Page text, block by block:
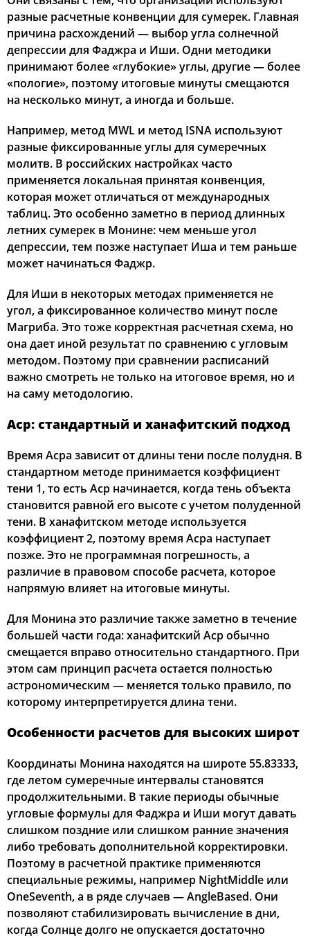
разные расчетные конвенции для сумерек. Главная
причина расхождений — выбор угла солнечной
депрессии для Фаджра и Иши. Одни методики
принимают более «глубокие» углы, другие — более
«пологие», поэтому итоговые минуты смещаются
на несколько минут, а иногда и больше.
Например, метод MWL и метод ISNA используют
разные фиксированные углы для сумеречных
молитв. В российских настройках часто
применяется локальная принятая конвенция,
которая может отличаться от международных
таблиц. Это особенно заметно в период длинных
летних сумерек в Монине: чем меньше угол
депрессии, тем позже наступает Иша и тем раньше
может начинаться Фаджр.
Для Иши в некоторых методах применяется не
угол, а фиксированное количество минут после
Магриба. Это тоже корректная расчетная схема, но
она дает иной результат по сравнению с угловым
методом. Поэтому при сравнении расписаний
важно смотреть не только на итоговое время, но и
на саму методологию.
Аср: стандартный и ханафитский подход
Время Асра зависит от длины тени после полудня. В
стандартном методе принимается коэффициент
тени 1, то есть Аср начинается, когда тень объекта
становится равной его высоте с учетом полуденной
тени. В ханафитском методе используется
коэффициент 2, поэтому время Асра наступает
позже. Это не программная погрешность, а
различие в правовом способе расчета, которое
напрямую влияет на итоговые минуты.
Для Монина это различие также заметно в течение
большей части года: ханафитский Аср обычно
смещается вправо относительно стандартного. При
этом сам принцип расчета остается полностью
астрономическим — меняется только правило, по
которому интерпретируется длина тени.
Особенности расчетов для высоких широт
Координаты Монина находятся на широте 55.83333,
где летом сумеречные интервалы становятся
продолжительными. В такие периоды обычные
угловые формулы для Фаджра и Иши могут давать
слишком поздние или слишком ранние значения
либо требовать дополнительной корректировки.
Поэтому в расчетной практике применяются
специальные режимы, например NightMiddle или
OneSeventh, а в ряде случаев — AngleBased. Они
позволяют стабилизировать вычисление в дни,
когда Солнце долго не опускается достаточно